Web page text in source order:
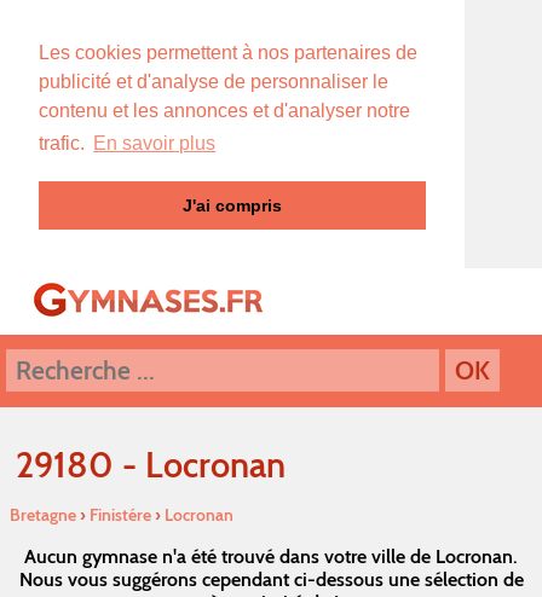
Les cookies permettent à nos partenaires de
publicité et d'analyse de personnaliser le
contenu et les annonces et d'analyser notre
trafic. En savoir plus
J'ai compris
29180 - Locronan
Bretagne› Finistére› Locronan
Aucun gymnase n'a été trouvé dans votre ville de Locronan.
Nous vous suggérons cependant ci-dessous une sélection de